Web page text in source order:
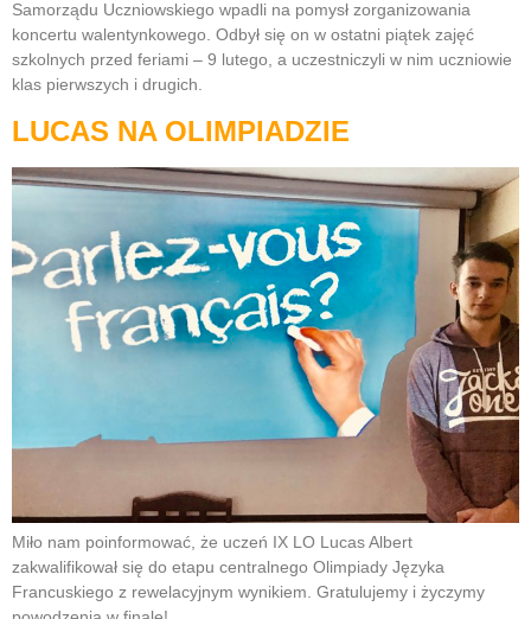
Samorządu Uczniowskiego wpadli na pomysł zorganizowania
koncertu walentynkowego. Odbył się on w ostatni piątek zajęć
szkolnych przed feriami – 9 lutego, a uczestniczyli w nim uczniowie
klas pierwszych i drugich.
LUCAS NA OLIMPIADZIE
Miło nam poinformować, że uczeń IX LO Lucas Albert
zakwalifikował się do etapu centralnego Olimpiady Języka
Francuskiego z rewelacyjnym wynikiem. Gratulujemy i życzymy